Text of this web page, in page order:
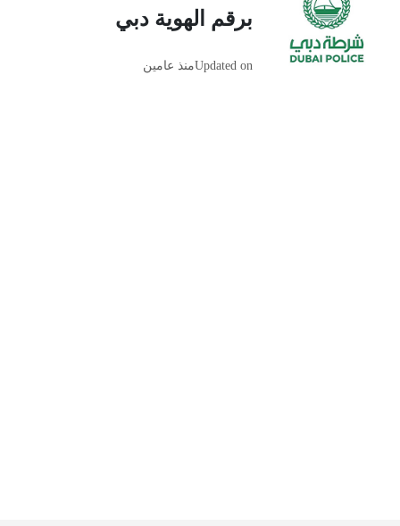
برقم الهوية دبي
Updated onمنذ عامين